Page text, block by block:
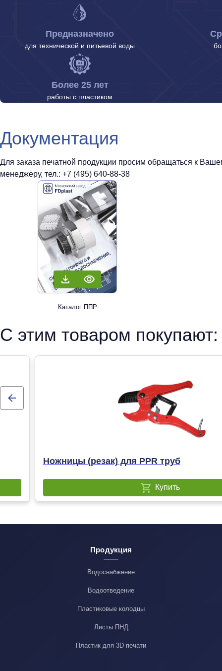
Предназначено
для технической и питьевой воды
Более 25 лет
работы с пластиком
Документация
Для заказа печатной продукции просим обращаться к
менеджеру, тел.: +7 (495) 640-88-38
Каталог ППР
С этим товаром покупают:
Ножницы (резак) для PPR труб
Купить
Продукция
Водоснабжение
Водоотведение
Пластиковые колодцы
Листы ПНД
Пластик для 3D печати